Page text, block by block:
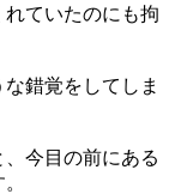
ていたのにも拘
錯覚をしてしま
今目の前にある